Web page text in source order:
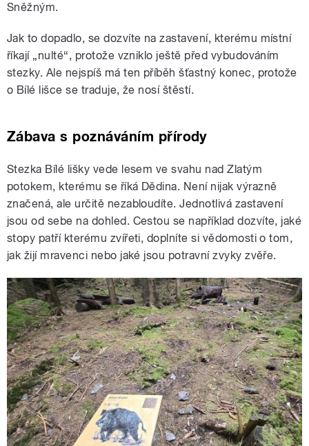
Sněžným.
Jak to dopadlo, se dozvíte na zastavení, kterému místní
říkají „nulté“, protože vzniklo ještě před vybudováním
stezky. Ale nejspíš má ten příběh šťastný konec, protože
o Bílé lišce se traduje, že nosí štěstí.
Zábava s poznáváním přírody
Stezka Bílé lišky vede lesem ve svahu nad Zlatým
potokem, kterému se říká Dědina. Není nijak výrazně
značená, ale určitě nezabloudíte. Jednotlivá zastavení
jsou od sebe na dohled. Cestou se například dozvíte, jaké
stopy patří kterému zvířeti, doplníte si vědomosti o tom,
jak žijí mravenci nebo jaké jsou potravní zvyky zvěře.